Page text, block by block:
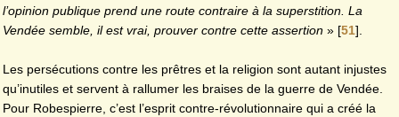
l’opinion publique prend une route contraire à la superstition. La
Vendée semble, il est vrai, prouver contre cette assertion » [51].
Les persécutions contre les prêtres et la religion sont autant injustes
qu’inutiles et servent à rallumer les braises de la guerre de Vendée.
Pour Robespierre, c’est l’esprit contre-révolutionnaire qui a créé la